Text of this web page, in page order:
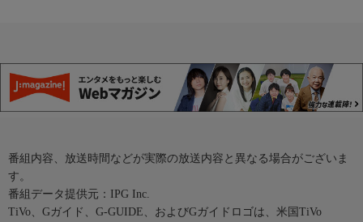
番組内容、放送時間などが実際の放送内容と異なる場合がございま
す。
番組データ提供元：IPG Inc.
TiVo、Gガイド、G-GUIDE、およびGガイドロゴは、米国TiVo